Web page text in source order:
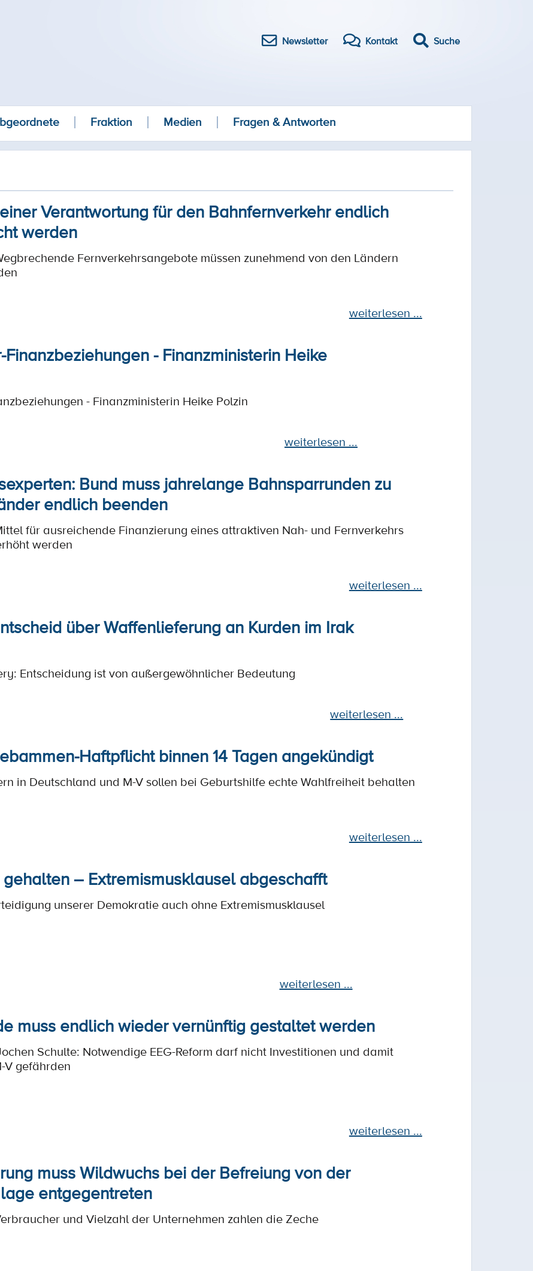
Newsletter Kontakt Suche
Fraktion Medien Fragen & Antworten
Verantwortung für den Bahnfernverkehr endlich
werden
Fernverkehrsangebote müssen zunehmend von den Ländern
weiterlesen ...
Finanzbeziehungen - Finanzministerin Heike
- Finanzministerin Heike Polzin
weiterlesen ...
Bund muss jahrelange Bahnsparrunden zu
endlich beenden
für ausreichende Finanzierung eines attraktiven Nah- und Fernverkehrs
werden
weiterlesen ...
über Waffenlieferung an Kurden im Irak
Entscheidung ist von außergewöhnlicher Bedeutung
weiterlesen ...
Haftpflicht binnen 14 Tagen angekündigt
in Deutschland und M-V sollen bei Geburtshilfe echte Wahlfreiheit behalten
weiterlesen ...
– Extremismusklausel abgeschafft
unserer Demokratie auch ohne Extremismusklausel
weiterlesen ...
muss endlich wieder vernünftig gestaltet werden
Schulte: Notwendige EEG-Reform darf nicht Investitionen und damit
V gefährden
weiterlesen ...
muss Wildwuchs bei der Befreiung von der
entgegentreten
und Vielzahl der Unternehmen zahlen die Zeche